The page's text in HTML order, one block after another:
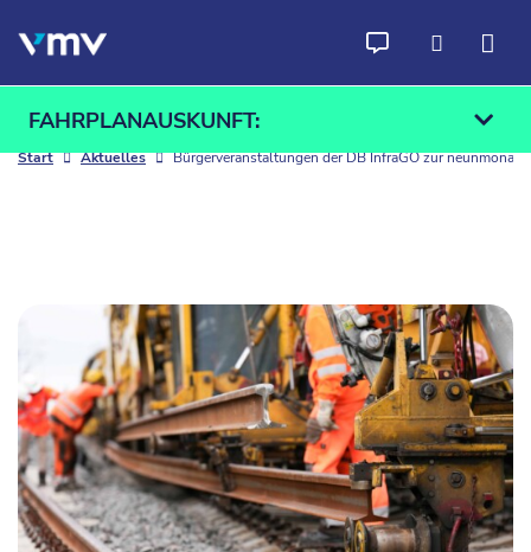
FAHRPLANAUSKUNFT:
Finden
Start Aktuelles Bürgerveranstaltungen der DB InfraGO zur